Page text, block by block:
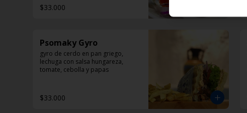
$33.000
Psomaky Gyro
gyro de cerdo en pan griego,
lechuga con salsa hungareza,
tomate, cebolla y papas
$33.000